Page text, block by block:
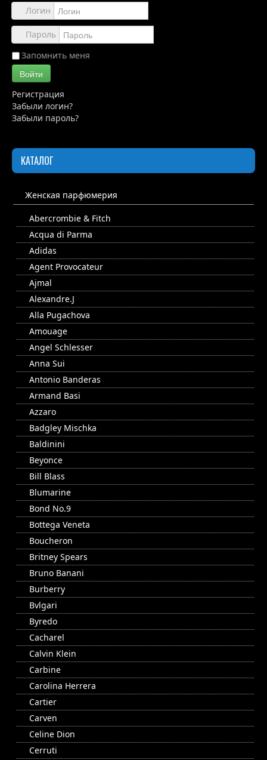
Обзоры
Каталог
Контакты
Логин
Пароль
Запомнить меня
Войти
Регистрация
Забыли логин?
Забыли пароль?
КАТАЛОГ
Женская парфюмерия
Abercrombie & Fitch
Acqua di Parma
Adidas
Agent Provocateur
Ajmal
Alexandre.J
Alla Pugachova
Amouage
Angel Schlesser
Anna Sui
Antonio Banderas
Armand Basi
Azzaro
Badgley Mischka
Baldinini
Beyonce
Bill Blass
Blumarine
Bond No.9
Bottega Veneta
Boucheron
Britney Spears
Bruno Banani
Burberry
Bvlgari
Byredo
Cacharel
Calvin Klein
Carbine
Carolina Herrera
Cartier
Carven
Celine Dion
Cerruti